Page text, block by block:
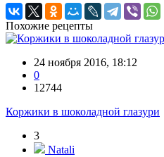
Похожие рецепты
24 ноября 2016, 18:12
0
12744
Коржики в шоколадной глазури
3
Natali